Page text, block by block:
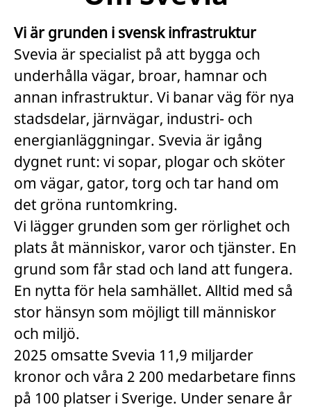
Vi är grunden i svensk infrastruktur
Svevia är specialist på att bygga och
underhålla vägar, broar, hamnar och
annan infrastruktur. Vi banar väg för nya
stadsdelar, järnvägar, industri- och
energianläggningar. Svevia är igång
dygnet runt: vi sopar, plogar och sköter
om vägar, gator, torg och tar hand om
det gröna runtomkring.
Vi lägger grunden som ger rörlighet och
plats åt människor, varor och tjänster. En
grund som får stad och land att fungera.
En nytta för hela samhället. Alltid med så
stor hänsyn som möjligt till människor
och miljö.
2025 omsatte Svevia 11,9 miljarder
kronor och våra 2 200 medarbetare finns
på 100 platser i Sverige. Under senare år